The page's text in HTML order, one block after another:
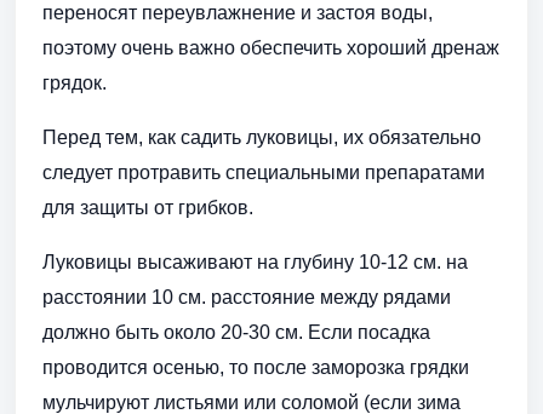
переносят переувлажнение и застоя воды,
поэтому очень важно обеспечить хороший дренаж
грядок.
Перед тем, как садить луковицы, их обязательно
следует протравить специальными препаратами
для защиты от грибков.
Луковицы высаживают на глубину 10-12 см. на
расстоянии 10 см. расстояние между рядами
должно быть около 20-30 см. Если посадка
проводится осенью, то после заморозка грядки
мульчируют листьями или соломой (если зима